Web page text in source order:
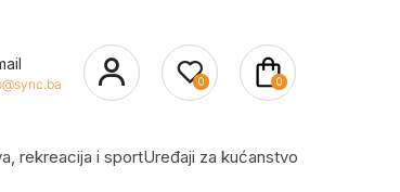
0 0
rekreacija i sportUređaji za kućanstvo